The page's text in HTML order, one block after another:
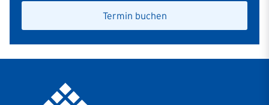
Termin buchen